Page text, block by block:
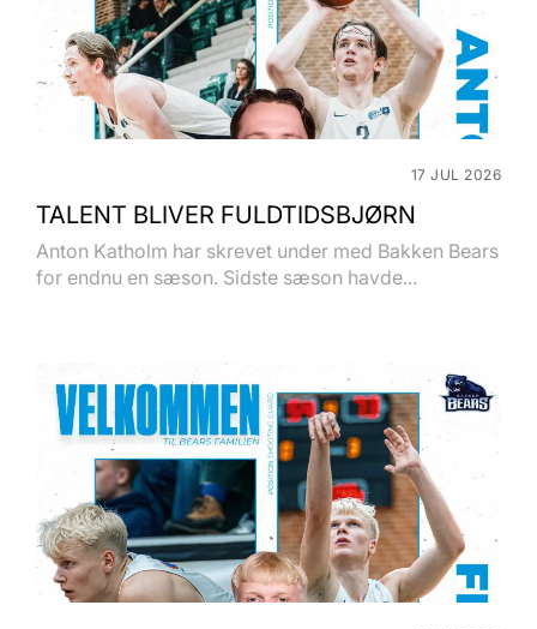
17 JUL 2026
TALENT BLIVER FULDTIDSBJØRN
Anton Katholm har skrevet under med Bakken Bears
for endnu en sæson. Sidste sæson havde...